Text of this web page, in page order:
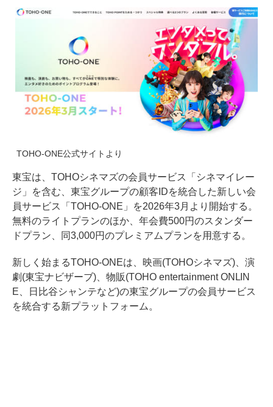
TOHO-ONE公式サイトより
東宝は、TOHOシネマズの会員サービス「シネマイレー
ジ」を含む、東宝グループの顧客IDを統合した新しい会
員サービス「TOHO-ONE」を2026年3月より開始する。
無料のライトプランのほか、年会費500円のスタンダー
ドプラン、同3,000円のプレミアムプランを用意する。
新しく始まるTOHO-ONEは、映画(TOHOシネマズ)、演
劇(東宝ナビザーブ)、物販(TOHO entertainment ONLIN
E、日比谷シャンテなど)の東宝グループの会員サービス
を統合する新プラットフォーム。